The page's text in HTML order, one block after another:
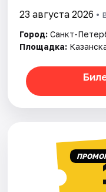
23 августа 2026 •
Город: Санкт-
Площадка: